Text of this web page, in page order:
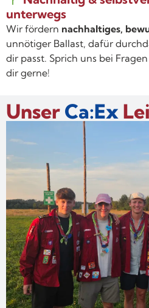
unterwegs
Wir fördern nachhaltiges,
unnötiger Ballast, dafür
dir passt. Sprich uns bei
dir gerne!
Unser Ca:Ex